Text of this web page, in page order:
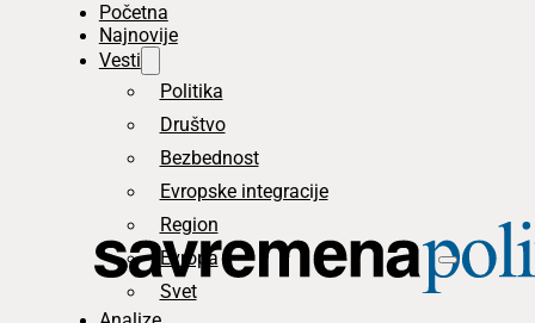
Početna
Najnovije
Vesti
Politika
Društvo
Bezbednost
Evropske integracije
Region
Evropa
Svet